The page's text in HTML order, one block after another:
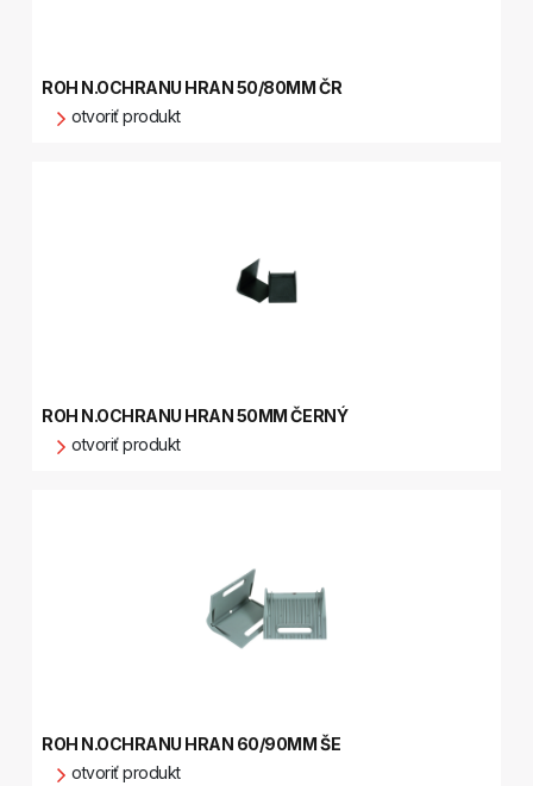
ROH N.OCHRANU HRAN 50/80MM ČR
otvoriť produkt
ROH N.OCHRANU HRAN 50MM ČERNÝ
otvoriť produkt
ROH N.OCHRANU HRAN 60/90MM ŠE
otvoriť produkt